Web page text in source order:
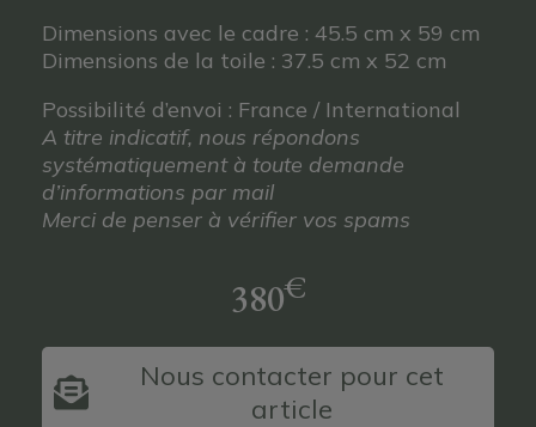
Dimensions avec le cadre : 45.5 cm x 59 cm
Dimensions de la toile : 37.5 cm x 52 cm
Possibilité d’envoi : France / International
A titre indicatif, nous répondons
systématiquement à toute demande
d’informations par mail
Merci de penser à vérifier vos spams
380€
Nous contacter pour cet
article